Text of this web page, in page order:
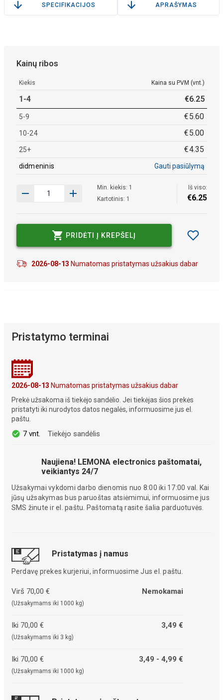
SPECIFIKACIJOS APRAŠYMAS
Kainų ribos
Kiekis Kaina su PVM (vnt.)
1-4 €6.25
5-9 €5.60
10-24 €5.00
25+ €4.35
didmeninis Gauti pasiūlymą
Min. kiekis: 1
Kartotinis: 1
Iš viso:
€6.25
PRIDĖTI Į KREPŠELĮ
2026-08-13 Numatomas pristatymas užsakius dabar
Pristatymo terminai
2026-08-13 Numatomas pristatymas užsakius dabar
Prekė užsakoma iš tiekėjo sandėlio. Jei tiekėjas šios prekės
pristatyti iki nurodytos datos negalės, informuosime jus el.
paštu.
7 vnt. Tiekėjo sandėlis
Naujiena! LEMONA electronics paštomatai,
veikiantys 24/7
Užsakymai vykdomi darbo dienomis nuo 8:00 iki 17:00 val. Kai
jūsų užsakymas bus paruoštas atsiėmimui, informuosime jus
SMS žinute ir el. paštu. Paštomatą rasite šalia parduotuvės.
Pristatymas į namus
Perdavę prekes kurjeriui, informuosime Jus el. paštu.
Virš 70,00 €
(Užsakymams iki 1000 kg)
Nemokamai
Iki 70,00 €
(Užsakymams iki 3 kg)
3,49 €
Iki 70,00 €
(Užsakymams iki 1000 kg)
3,49 - 4,99 €